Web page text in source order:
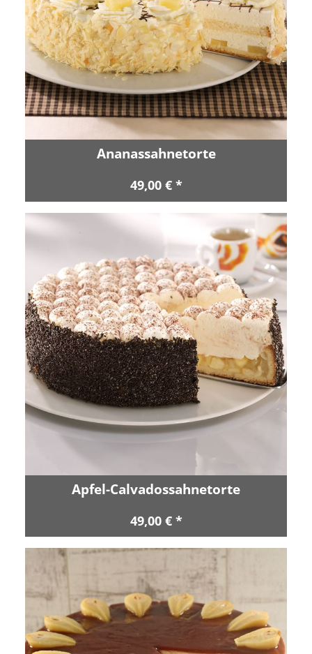
Ananassahnetorte
49,00 € *
Apfel-Calvadossahnetorte
49,00 € *